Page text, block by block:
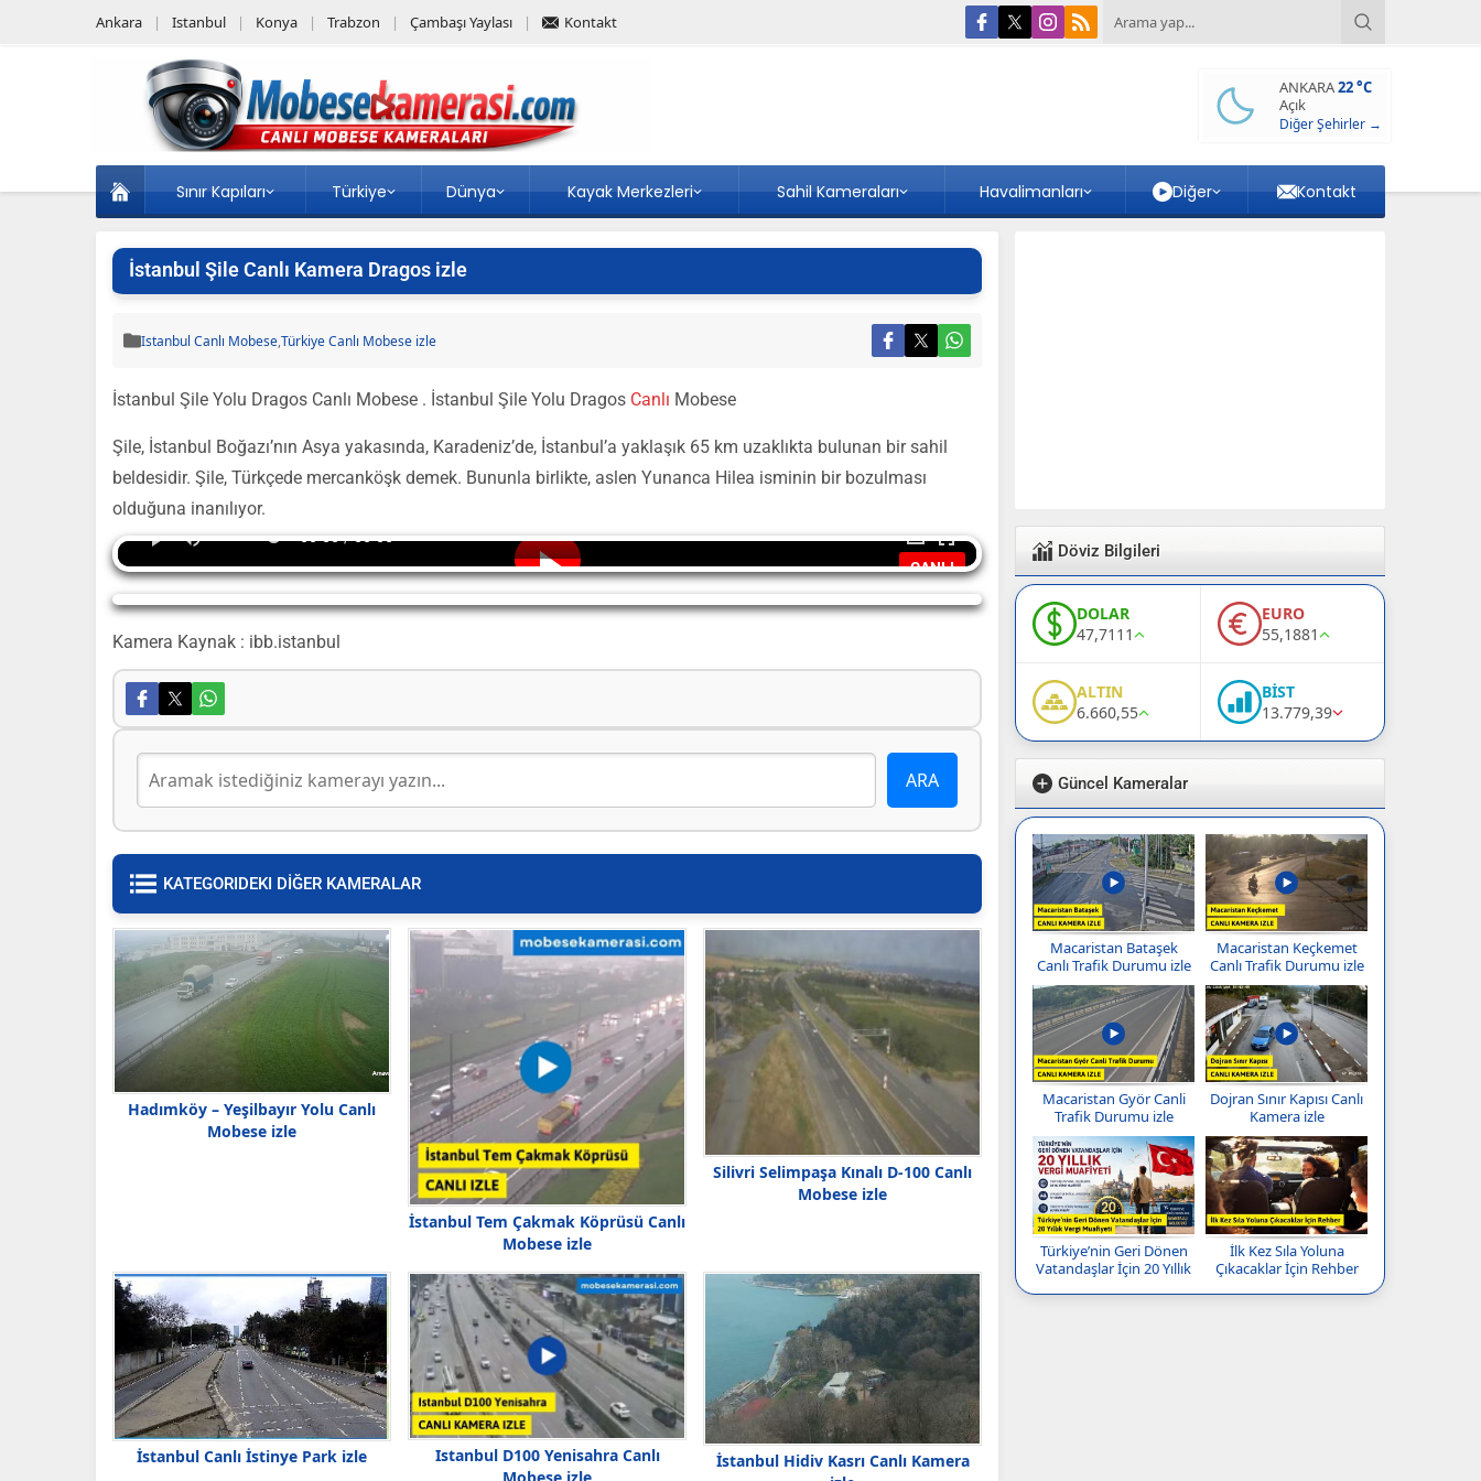
Ankara Istanbul Konya Trabzon Çambaşı Yaylası Kontakt
ANKARA22 °C
Açık
Diğer Şehirler →
Sınır Kapıları Türkiye Dünya Kayak Merkezleri Sahil Kameraları Havalimanları Diğer Kontakt
İstanbul Şile Canlı Kamera Dragos izle
Istanbul Canlı Mobese,Türkiye Canlı Mobese izle
İstanbul Şile Yolu Dragos Canlı Mobese . İstanbul Şile Yolu Dragos Canlı Mobese
Şile, İstanbul Boğazı’nın Asya yakasında, Karadeniz’de, İstanbul’a yaklaşık 65 km uzaklıkta bulunan bir sahil
beldesidir. Şile, Türkçede mercanköşk demek. Bununla birlikte, aslen Yunanca Hilea isminin bir bozulması
olduğuna inanılıyor.
CANLI
00:00 / 00:00
Yayın alınamadı
Kamera Kaynak : ibb.istanbul
KATEGORIDEKI DİĞER KAMERALAR
Hadımköy – Yeşilbayır Yolu Canlı
Mobese izle
İstanbul Tem Çakmak Köprüsü Canlı
Mobese izle
Silivri Selimpaşa Kınalı D-100 Canlı
Mobese izle
İstanbul Canlı İstinye Park izle
Istanbul D100 Yenisahra Canlı
İstanbul Hidiv Kasrı Canlı Kamera
Döviz Bilgileri
DOLAR
47,7111
EURO
55,1881
ALTIN
6.660,55
BİST
13.779,39
Güncel Kameralar
Macaristan Bataşek
Canlı Trafik Durumu izle
Macaristan Keçkemet
Canlı Trafik Durumu izle
Macaristan Györ Canli
Trafik Durumu izle
Dojran Sınır Kapısı Canlı
Kamera izle
Türkiye’nin Geri Dönen
Vatandaşlar İçin 20 Yıllık
İlk Kez Sıla Yoluna
Çıkacaklar İçin Rehber